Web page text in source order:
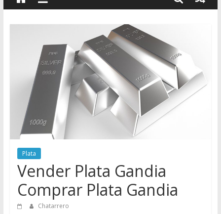
–
Precio
de
Chatarra
Directorio
Chatarreros
para
vender
Chatarra
Plata
Vender Plata Gandia
Comprar Plata Gandia
Chatarrero